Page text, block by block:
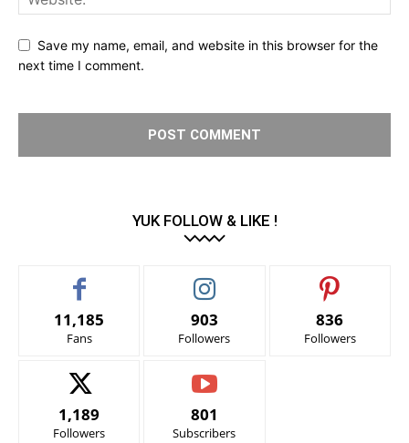
Save my name, email, and website in this browser for the
next time I comment.
YUK FOLLOW & LIKE !
11,185
Fans
903
Followers
836
Followers
1,189
Followers
801
Subscribers